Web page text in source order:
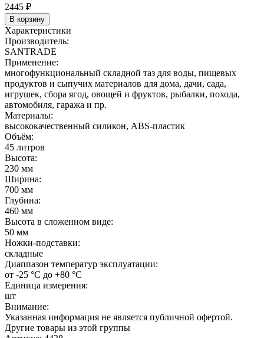
2445 ₽
В корзину
Характеристики
Производитель:
SANTRADE
Применение:
многофункциональный складной таз для воды, пищевых
продуктов и сыпучих материалов для дома, дачи, сада,
игрушек, сбора ягод, овощей и фруктов, рыбалки, похода,
автомобиля, гаража и пр.
Материалы:
высококачественный силикон, ABS-пластик
Объём:
45 литров
Высота:
230 мм
Ширина:
700 мм
Глубина:
460 мм
Высота в сложенном виде:
50 мм
Ножки-подставки:
складные
Диаппазон температур эксплуатации:
от -25 °C до +80 °C
Единица измерения:
шт
Внимание:
Указанная информация не является публичной офертой.
Другие товары из этой группы